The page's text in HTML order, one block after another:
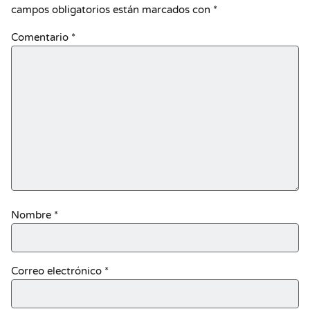
campos obligatorios están marcados con *
Comentario *
Nombre *
Correo electrónico *